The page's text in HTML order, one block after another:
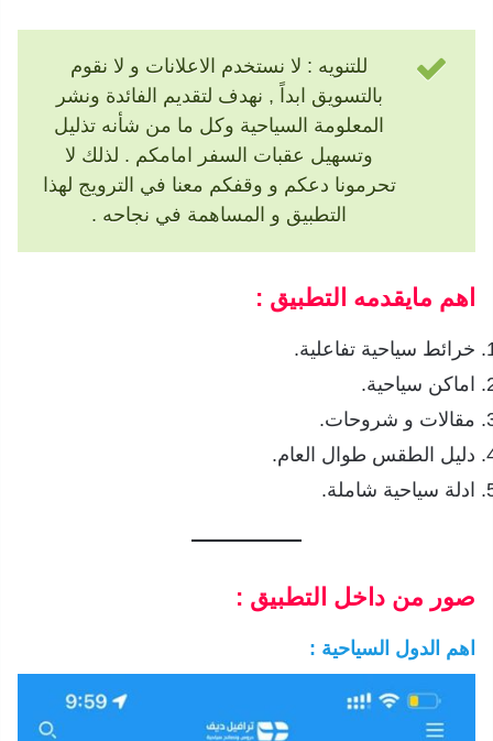
للتنويه : لا نستخدم الاعلانات و لا نقوم
بالتسويق ابداً , نهدف لتقديم الفائدة ونشر
المعلومة السياحية وكل ما من شأنه تذليل
وتسهيل عقبات السفر امامكم . لذلك لا
تحرمونا دعكم و وقفكم معنا في الترويج لهذا
التطبيق و المساهمة في نجاحه .
اهم مايقدمه التطبيق :
خرائط سياحية تفاعلية.
اماكن سياحية.
مقالات و شروحات.
دليل الطقس طوال العام.
ادلة سياحية شاملة.
صور من داخل التطبيق :
اهم الدول السياحية :